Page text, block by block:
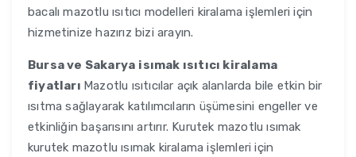
bacalı mazotlu ısıtıcı modelleri kiralama işlemleri için
hizmetinize hazırız bizi arayın.
Bursa ve Sakarya isımak ısıtıcı kiralama
fiyatları Mazotlu ısıtıcılar açık alanlarda bile etkin bir
ısıtma sağlayarak katılımcıların üşümesini engeller ve
etkinliğin başarısını artırır. Kurutek mazotlu ısımak
kurutek mazotlu ısımak kiralama işlemleri için